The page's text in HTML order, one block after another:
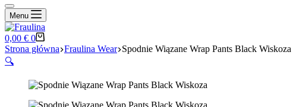
Menu
Koszyk
0,00 € 0
Strona główna Fraulina Wear Spodnie Wiązane Wrap Pants Black Wiskoza
🔍